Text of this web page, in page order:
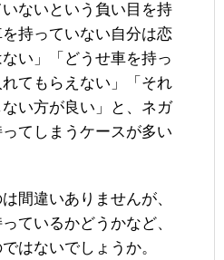
ないという負い目を持
持っていない自分は恋
い」「どうせ車を持っ
てもらえない」「それ
い方が良い」と、ネガ
てしまうケースが多い
間違いありませんが、
ているかどうかなど、
はないでしょうか。